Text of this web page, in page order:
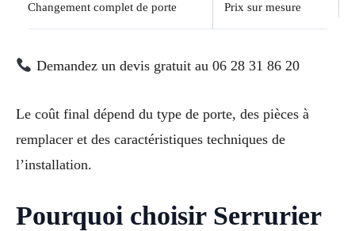
Changement complet de porte Prix sur mesure
Demandez un devis gratuit au 06 28 31 86 20
Le coût final dépend du type de porte, des pièces à
remplacer et des caractéristiques techniques de
l’installation.
Pourquoi choisir Serrurier